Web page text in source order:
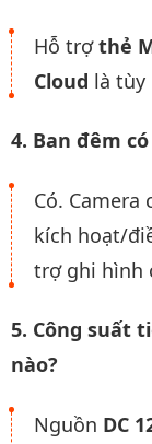
Hỗ trợthẻ
Cloud là tùy
4. Ban đêm
Có. Camera
kích hoạt/
trợ ghi hình
5. Công suất
nào?
Nguồn DC